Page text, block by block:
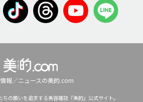
報／ニュースの美的.com
ちの願いを追求する美容雑誌『美的』公式サイト。